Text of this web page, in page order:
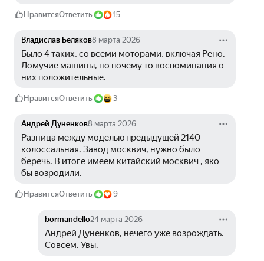
НравитсяОтветить 15
Владислав Беляков8 марта 2026
Было 4 таких, со всеми моторами, включая Рено.
Ломучие машины, но почему то воспоминания о
них положительные.
НравитсяОтветить 3
Андрей Дуненков8 марта 2026
Разница между моделью предыдущей 2140
колоссальная. Завод москвич, нужно было
беречь. В итоге имеем китайский москвич , яко
бы возродили.
НравитсяОтветить 9
bormandello24 марта 2026
Андрей Дуненков, нечего уже возрождать.
Совсем. Увы.